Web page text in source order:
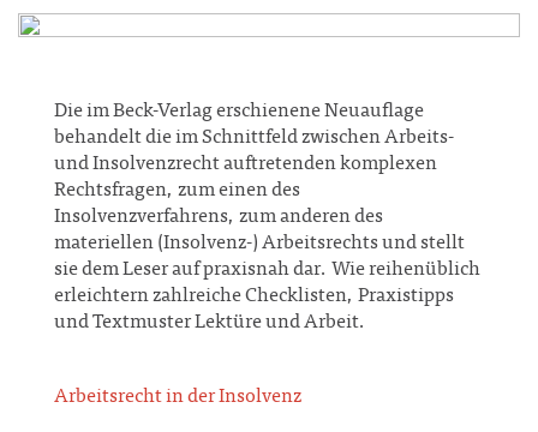
Die im Beck-Verlag erschienene Neuauflage
behandelt die im Schnittfeld zwischen Arbeits-
und Insolvenzrecht auftretenden komplexen
Rechtsfragen, zum einen des
Insolvenzverfahrens, zum anderen des
materiellen (Insolvenz-) Arbeitsrechts und stellt
sie dem Leser auf praxisnah dar. Wie reihenüblich
erleichtern zahlreiche Checklisten, Praxistipps
und Textmuster Lektüre und Arbeit.
Arbeitsrecht in der Insolvenz